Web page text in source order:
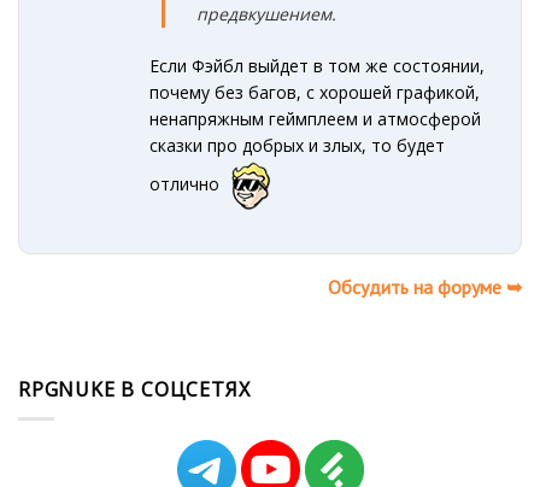
предвкушением.
Если Фэйбл выйдет в том же состоянии,
почему без багов, с хорошей графикой,
ненапряжным геймплеем и атмосферой
сказки про добрых и злых, то будет
отлично
Обсудить на форуме ➥
RPGNUKE В СОЦСЕТЯХ